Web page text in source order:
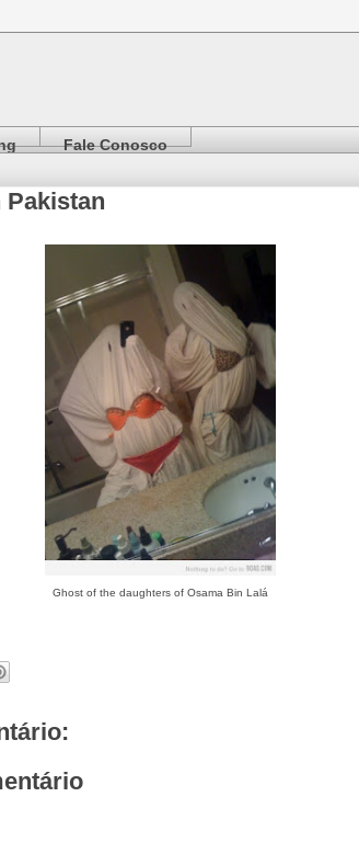
Fale Conosco
Pakistan
Ghost of the daughters of Osama Bin Lalá